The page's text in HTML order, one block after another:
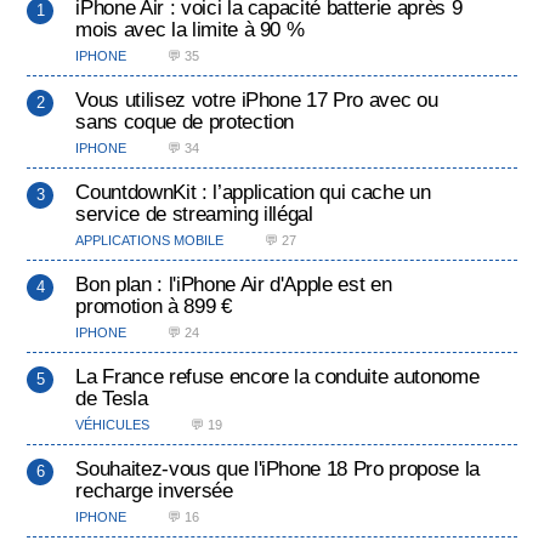
iPhone Air : voici la capacité batterie après 9
mois avec la limite à 90 %
IPHONE 💬 35
Vous utilisez votre iPhone 17 Pro avec ou
sans coque de protection
IPHONE 💬 34
CountdownKit : l’application qui cache un
service de streaming illégal
APPLICATIONS MOBILE 💬 27
Bon plan : l'iPhone Air d'Apple est en
promotion à 899 €
IPHONE 💬 24
La France refuse encore la conduite autonome
de Tesla
VÉHICULES 💬 19
Souhaitez-vous que l'iPhone 18 Pro propose la
recharge inversée
IPHONE 💬 16